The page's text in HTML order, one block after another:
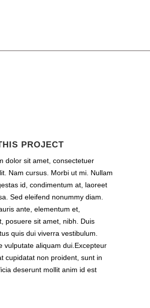
PROJECT
dolor sit amet, consectetuer
Nam cursus. Morbi ut mi. Nullam
id, condimentum at, laoreet
Sed eleifend nonummy diam.
ante, elementum et,
posuere sit amet, nibh. Duis
quis dui viverra vestibulum.
vulputate aliquam dui.Excepteur
cupidatat non proident, sunt in
deserunt mollit anim id est